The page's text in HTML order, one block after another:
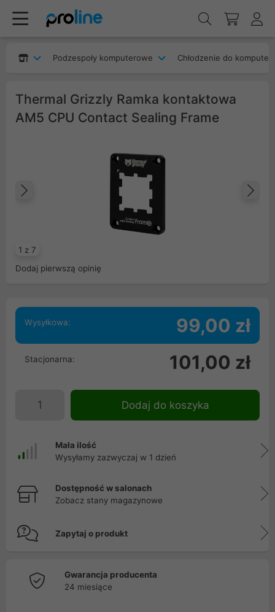
Podzespoły komputerowe Chłodzenie do
Thermal Grizzly Ramka kontaktowa
AM5 CPU Contact Sealing Frame
1 z 7
Dodaj pierwszą opinię
Wysyłkowa: 99,00 zł
Stacjonarna: 101,00 zł
Dodaj do koszyka
Mała ilość
Wysyłamy zazwyczaj w 1 dzień
Dostępność w salonach
Zobacz stany magazynowe
Zapytaj o produkt
Gwarancja producenta
24 miesiące